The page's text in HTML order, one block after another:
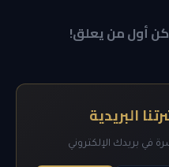
كن أول من يعلق!
البريدية
في بريدك الإلكتروني